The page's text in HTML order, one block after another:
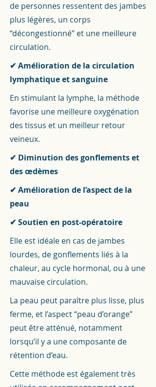
de personnes ressentent des jambes
plus légères, un corps
“décongestionné” et une meilleure
circulation.
✔ Amélioration de la circulation
lymphatique et sanguine
En stimulant la lymphe, la méthode
favorise une meilleure oxygénation
des tissus et un meilleur retour
veineux.
✔ Diminution des gonflements et
des œdèmes
✔ Amélioration de l’aspect de la
peau
✔ Soutien en post-opératoire
Elle est idéale en cas de jambes
lourdes, de gonflements liés à la
chaleur, au cycle hormonal, ou à une
mauvaise circulation.
La peau peut paraître plus lisse, plus
ferme, et l’aspect “peau d’orange”
peut être atténué, notamment
lorsqu’il y a une composante de
rétention d’eau.
Cette méthode est également très